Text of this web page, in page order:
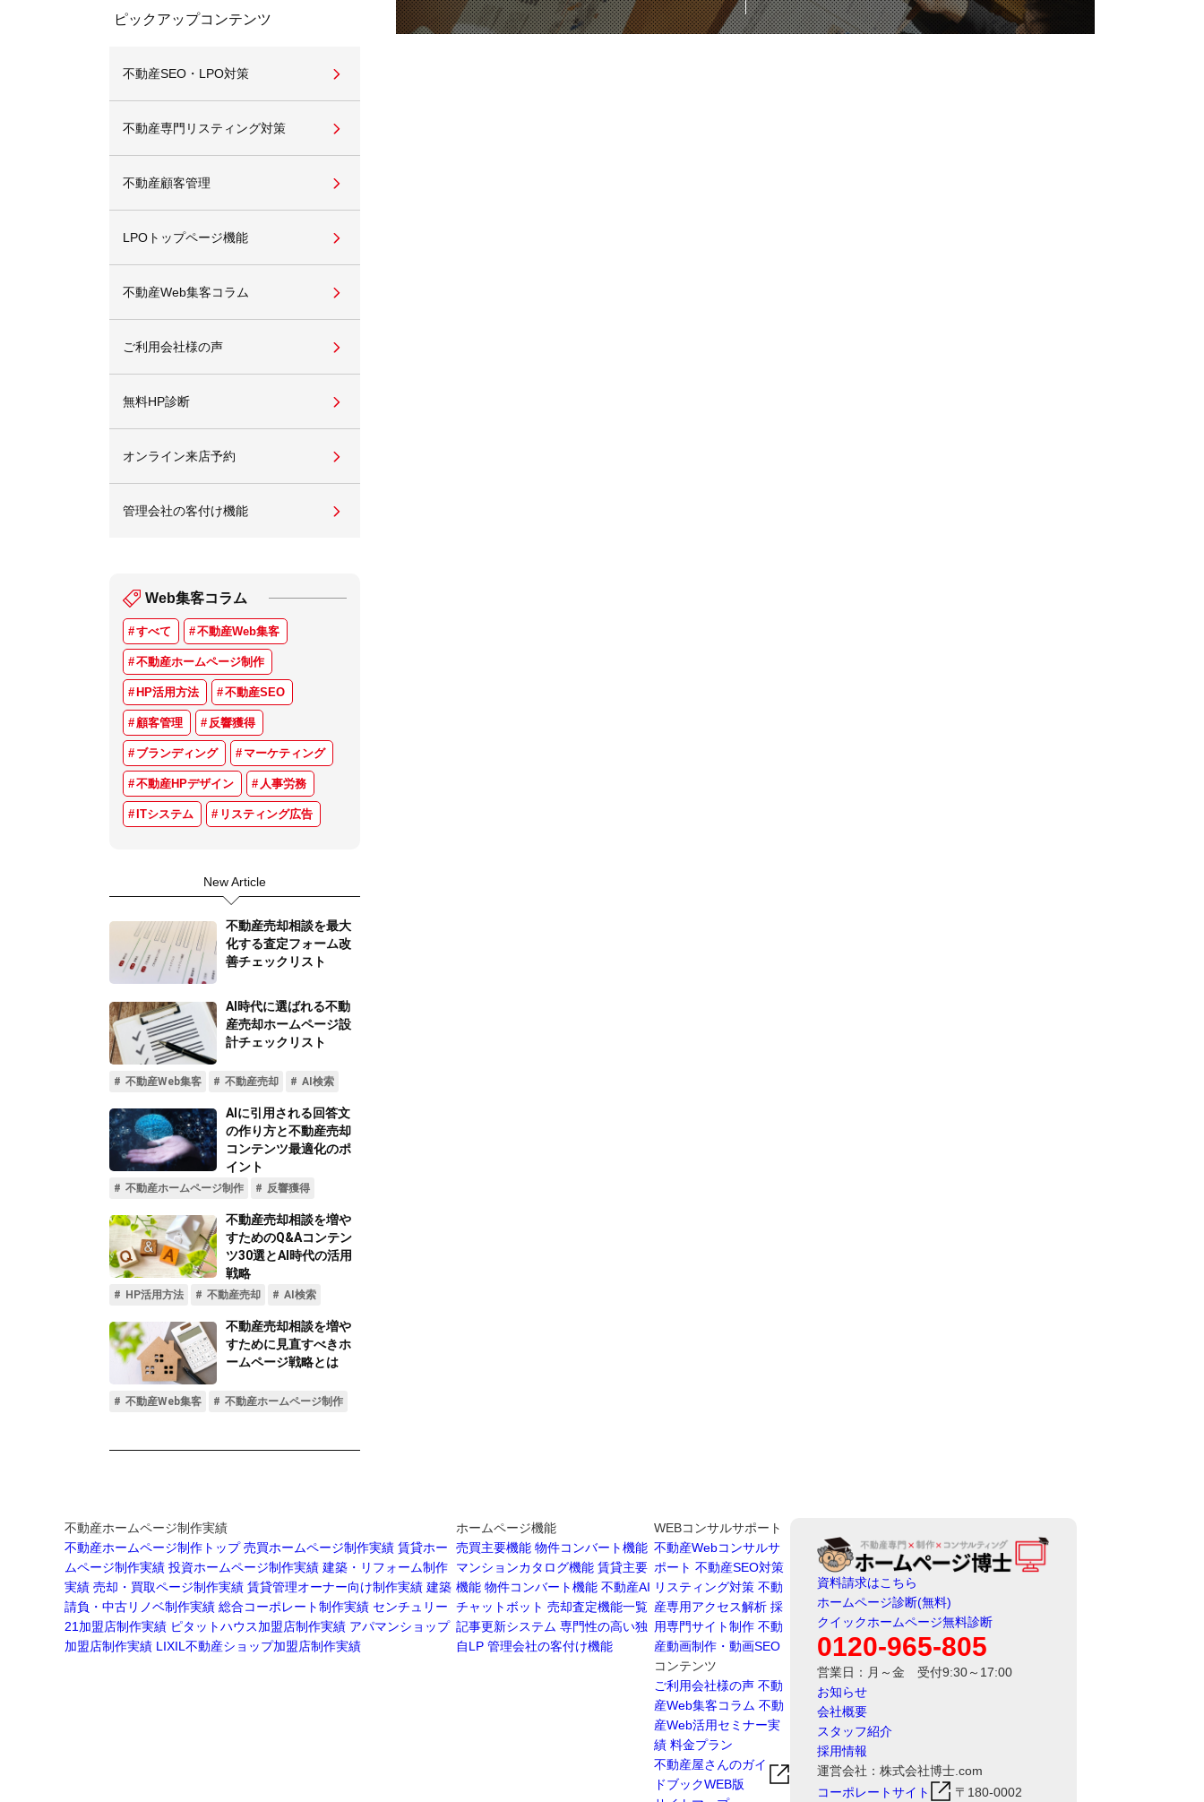
ピックアップコンテンツ
不動産SEO・LPO対策
不動産専門リスティング対策
不動産顧客管理
LPOトップページ機能
不動産Web集客コラム
ご利用会社様の声
無料HP診断
オンライン来店予約
管理会社の客付け機能
Web集客コラム
すべて 不動産Web集客
不動産ホームページ制作
HP活用方法 不動産SEO
顧客管理 反響獲得
ブランディング マーケティング
不動産HPデザイン 人事労務
ITシステム リスティング広告
New Article
不動産ホームページ制作実績
不動産ホームページ制作トップ 売買ホームページ制作実績 賃貸ホー
ムページ制作実績 投資ホームページ制作実績 建築・リフォーム制作
実績 売却・買取ページ制作実績 賃貸管理オーナー向け制作実績 建築
請負・中古リノベ制作実績 総合コーポレート制作実績 センチュリー
21加盟店制作実績 ピタットハウス加盟店制作実績 アパマンショップ
加盟店制作実績 LIXIL不動産ショップ加盟店制作実績
ホームページ機能
売買主要機能 物件コンバート機能
マンションカタログ機能 賃貸主要
機能 物件コンバート機能 不動産AI
チャットボット 売却査定機能一覧
記事更新システム 専門性の高い独
自LP 管理会社の客付け機能
WEBコンサルサポート
不動産Webコンサルサ
ポート 不動産SEO対策
リスティング対策 不動
産専用アクセス解析 採
用専門サイト制作 不動
産動画制作・動画SEO
コンテンツ
ご利用会社様の声 不動
産Web集客コラム 不動
産Web活用セミナー実
績 料金プラン
不動産屋さんのガイ
ドブックWEB版
資料請求はこちら
ホームページ診断(無料)
クイックホームページ無料診断
0120-965-805
営業日：月～金 受付9:30～17:00
お知らせ
会社概要
スタッフ紹介
採用情報
運営会社：株式会社博士.com
コーポレートサイト
〒180-0002